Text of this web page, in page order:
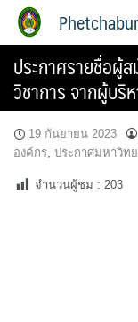
ประกาศรายชื่อผู้
วิชาการ จากผู้บริ
19 กันยายน 2023
องค์กร, ประกาศมหาวิท
จำนวนผู้ชม : 203